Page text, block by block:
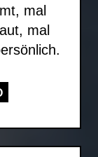
mal
mal